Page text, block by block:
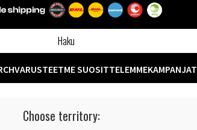
VARUSTEETME SUOSITTELEMMEKAMPANJAT
Choose territory: